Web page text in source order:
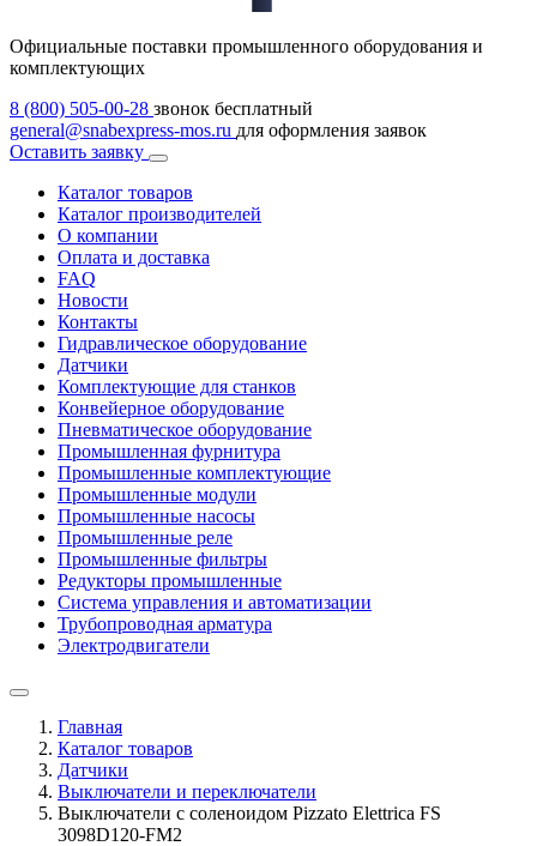
Официальные поставки промышленного оборудования и
комплектующих
8 (800) 505-00-28 звонок бесплатный
general@snabexpress-mos.ru для оформления заявок
Оставить заявку
Каталог товаров
Каталог производителей
О компании
Оплата и доставка
FAQ
Новости
Контакты
Гидравлическое оборудование
Датчики
Комплектующие для станков
Конвейерное оборудование
Пневматическое оборудование
Промышленная фурнитура
Промышленные комплектующие
Промышленные модули
Промышленные насосы
Промышленные реле
Промышленные фильтры
Редукторы промышленные
Система управления и автоматизации
Трубопроводная арматура
Электродвигатели
Главная
Каталог товаров
Датчики
Выключатели и переключатели
Выключатели с соленоидом Pizzato Elettrica FS
3098D120-FM2